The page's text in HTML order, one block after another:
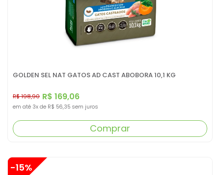
GOLDEN SEL NAT GATOS AD CAST ABOBORA 10,1 KG
R$ 169,06
R$ 198,90
em até 3x de R$ 56,35 sem juros
Comprar
-15%